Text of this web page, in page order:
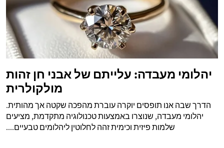
יהלומי מעבדה: עלייתם של אבני חן זהות
מולקולרית
הדרך שבה אנו תופסים יוקרה עוברת מהפכה שקטה אך מהותית.
יהלומי מעבדה, שנוצרו באמצעות טכנולוגיה מתקדמת, מציעים
שלמות פיזית וכימית זהה לחלוטין ליהלומים טבעיים....